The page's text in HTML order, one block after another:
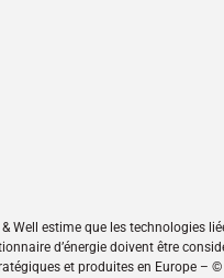
des milliers de
dispersés sur un réseau